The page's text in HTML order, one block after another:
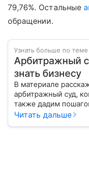
79,76%. Остальные
обращении.
Узнать больше по теме
Арбитражный
знать бизнесу
В материале
арбитражный суд,
также дадим
искового
Читать дальше